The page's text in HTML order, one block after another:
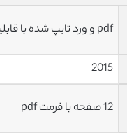
pdf و ورد تایپ شده با قابلیت ویرایش
2015
12 صفحه با فرمت pdf